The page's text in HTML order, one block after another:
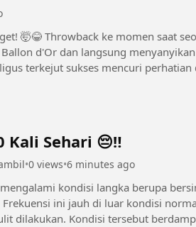
penggemar
d'Or dan langsung
terkejut sukses mencuri
Kali Sehari 😔‼️
•0 views•6 minutes ago
kondisi langka berupa
ini jauh di luar kondisi
langsung pada